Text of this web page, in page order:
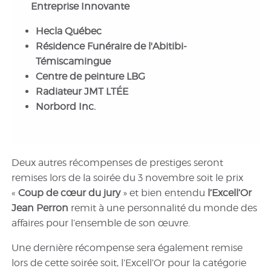
Entreprise Innovante
Hecla Québec
Résidence Funéraire de l'Abitibi-
Témiscamingue
Centre de peinture LBG
Radiateur JMT LTÉE
Norbord Inc.
Deux autres récompenses de prestiges seront
remises lors de la soirée du 3 novembre soit le prix
« Coup de cœur du jury» et bien entendu l’Excell’Or
Jean Perron remit à une personnalité du monde des
affaires pour l’ensemble de son œuvre.
Une dernière récompense sera également remise
lors de cette soirée soit, l’Excell’Or pour la catégorie